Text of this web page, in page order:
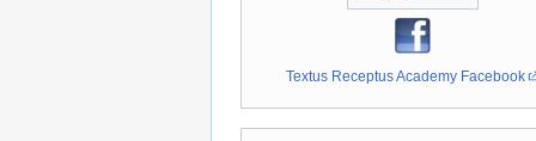
Textus Receptus Academy Facebook